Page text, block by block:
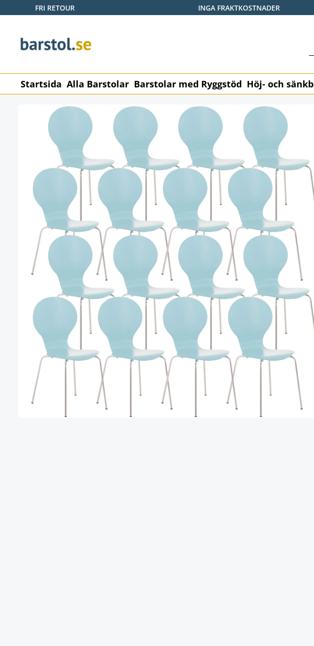
till huvudinnehåll
Hoppa till sökning
Hoppa till huvudnavigering
FRI RETOUR INGA FRAKTKOSTNADER
Startsida Alla Barstolar Barstolar med Ryggstöd Höj- och